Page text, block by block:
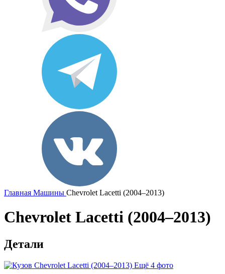
Главная Машины Chevrolet Lacetti (2004–2013)
Chevrolet Lacetti (2004–2013)
Детали
Ещё 4 фото